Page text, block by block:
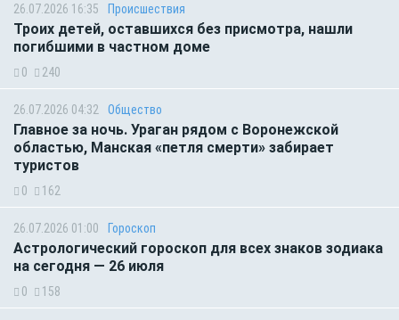
26.07.2026 16:35 Происшествия
Троих детей, оставшихся без присмотра, нашли
погибшими в частном доме
0 240
26.07.2026 04:32 Общество
Главное за ночь. Ураган рядом с Воронежской
областью, Манская «петля смерти» забирает
туристов
0 162
26.07.2026 01:00 Гороскоп
Астрологический гороскоп для всех знаков зодиака
на сегодня — 26 июля
0 158